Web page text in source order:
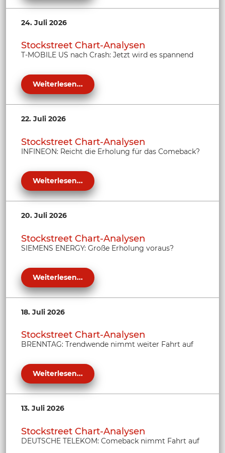
24. Juli 2026
Stockstreet Chart-Analysen
T-MOBILE US nach Crash: Jetzt wird es spannend
Weiterlesen...
22. Juli 2026
Stockstreet Chart-Analysen
INFINEON: Reicht die Erholung für das Comeback?
Weiterlesen...
20. Juli 2026
Stockstreet Chart-Analysen
SIEMENS ENERGY: Große Erholung voraus?
Weiterlesen...
18. Juli 2026
Stockstreet Chart-Analysen
BRENNTAG: Trendwende nimmt weiter Fahrt auf
Weiterlesen...
13. Juli 2026
Stockstreet Chart-Analysen
DEUTSCHE TELEKOM: Comeback nimmt Fahrt auf